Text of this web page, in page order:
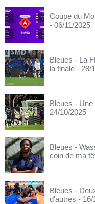
Coupe du
- 06/11/2025
Bleues - La
la finale - 28/
Bleues -
24/10/2025
Bleues -
coin de ma
Bleues -
d'autres - 16/